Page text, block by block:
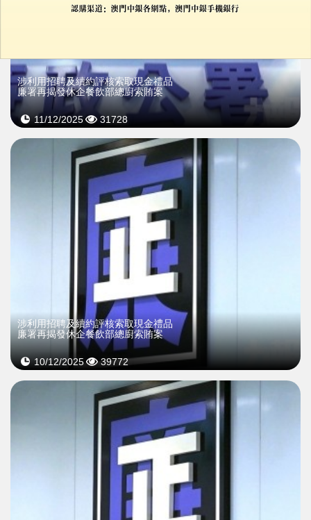
涉利用招聘及續約評核索取現金禮品
廉署再揭發休企餐飲部總廚索賄案
11/12/2025 31728
涉利用招聘及續約評核索取現金禮品
廉署再揭發休企餐飲部總廚索賄案
10/12/2025 39772